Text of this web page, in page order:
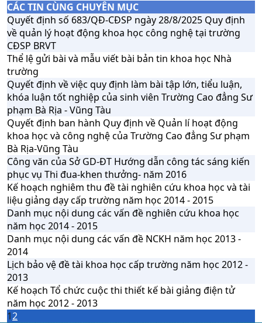
CÁC TIN CÙNG CHUYÊN MỤC
Quyết định số 683/QĐ-CĐSP ngày 28/8/2025 Quy định
về quản lý hoạt động khoa học công nghệ tại trường
CĐSP BRVT
Thể lệ gửi bài và mẫu viết bài bản tin khoa học Nhà
trường
Quyết định về việc quy định làm bài tập lớn, tiểu luận,
khóa luận tốt nghiệp của sinh viên Trường Cao đẳng Sư
phạm Bà Rịa - Vũng Tàu
Quyết định ban hành Quy định về Quản lí hoạt động
khoa học và công nghệ của Trường Cao đẳng Sư phạm
Bà Rịa-Vũng Tàu
Công văn của Sở GD-ĐT Hướng dẫn công tác sáng kiến
phục vụ Thi đua-khen thưởng- năm 2016
Kế hoạch nghiêm thu đề tài nghiên cứu khoa học và tài
liệu giảng dạy cấp trường năm học 2014 - 2015
Danh mục nội dung các vấn đề nghiên cứu khoa học
năm học 2014 - 2015
Danh mục nội dung các vấn đề NCKH năm học 2013 -
2014
Lịch bảo vệ đề tài khoa học cấp trường năm học 2012 -
2013
Kế hoạch Tổ chức cuộc thi thiết kế bài giảng điện tử
năm học 2012 - 2013
12